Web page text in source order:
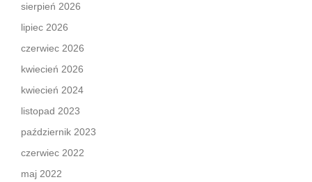
sierpień 2026
lipiec 2026
czerwiec 2026
kwiecień 2026
kwiecień 2024
listopad 2023
październik 2023
czerwiec 2022
maj 2022